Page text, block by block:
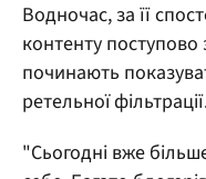
Водночас, за її
контенту поступово
починають
ретельної
"Сьогодні вже